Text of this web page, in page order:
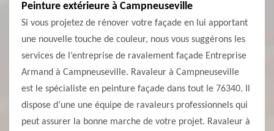
Peinture extérieure à Campneuseville
Si vous projetez de rénover votre façade en lui apportant
une nouvelle touche de couleur, nous vous suggérons les
services de l’entreprise de ravalement façade Entreprise
Armand à Campneuseville. Ravaleur à Campneuseville
est le spécialiste en peinture façade dans tout le 76340. Il
dispose d’une une équipe de ravaleurs professionnels qui
peut assurer la bonne marche de votre projet. Ravaleur à